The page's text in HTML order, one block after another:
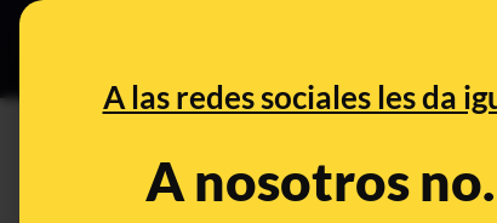
A las redes sociales les da
A nosotros no.
No, no es cierto que "si